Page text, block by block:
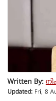
Written By:
Updated: Fri, 8